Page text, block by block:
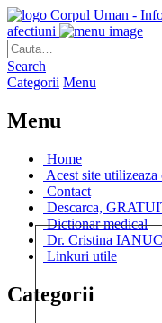
Corpul Uman -
afectiuni
Search
Categorii Menu
Menu
Home
Acest site utilizeaza
Contact
Descarca,
Dictionar medical
Dr. Cristina IANUC
Linkuri utile
Categorii